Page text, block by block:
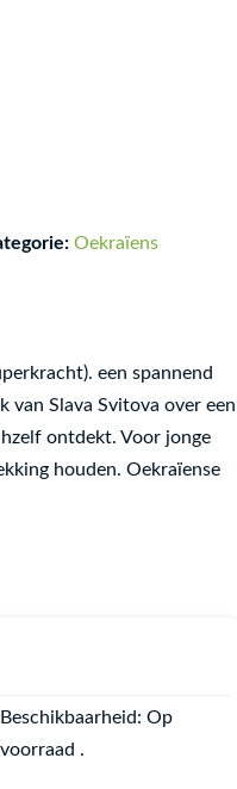
Oekraïens
een spannend
van Slava Svitova over een
ontdekt. Voor jonge
houden. Oekraïense
Beschikbaarheid: Op
voorraad .